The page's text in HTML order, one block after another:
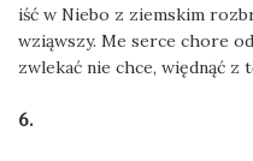
iść w Niebo z ziemskim
wziąwszy. Me serce chore
zwlekać nie chce, więdnąć z
6.